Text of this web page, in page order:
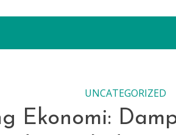
UNCATEGORIZED
Ekonomi: